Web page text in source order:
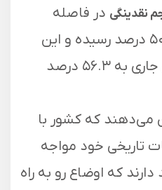
نقدینگی در فاصله
سال‌های ۹۷ تا ۱۴۰۰ به ۵۰ درصد رسیده و این
مقدار در ۷ ماه اول سال جاری به ۵۶.۳ درصد
می‌دهند که کشور با
تاریخی خود مواجه
که اوضاع رو به راه